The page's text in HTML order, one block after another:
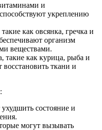
и
укреплению
как овсянка, гречка и
организм
веществами.
такие как курица, рыба и
ткани и
состояние и
могут вызывать